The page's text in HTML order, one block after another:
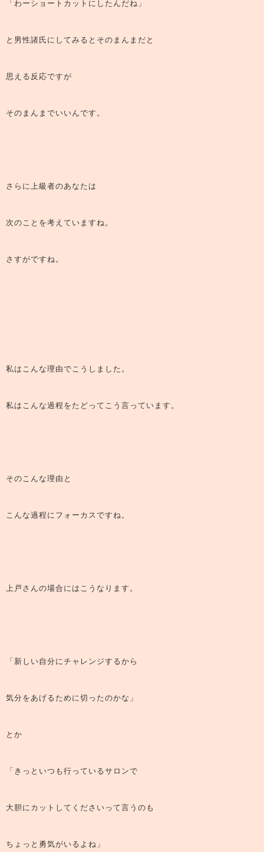
「わーショートカットにしたんだね」
と男性諸氏にしてみるとそのまんまだと
思える反応ですが
そのまんまでいいんです。
さらに上級者のあなたは
次のことを考えていますね。
さすがですね。
私はこんな理由でこうしました。
私はこんな過程をたどってこう言っています。
そのこんな理由と
こんな過程にフォーカスですね。
上戸さんの場合にはこうなります。
「新しい自分にチャレンジするから
気分をあげるために切ったのかな」
とか
「きっといつも行っているサロンで
大胆にカットしてくださいって言うのも
ちょっと勇気がいるよね」